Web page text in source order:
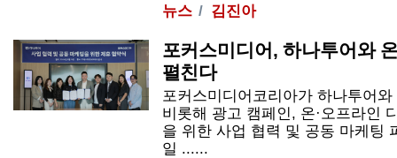
뉴스
김진아
포커스미디어, 하나투어와
펼친다
포커스미디어코리아가 하나투어
비롯해 광고 캠페인, 온·오프라인
을 위한 사업 협력 및 공동 마케팅
일 ......